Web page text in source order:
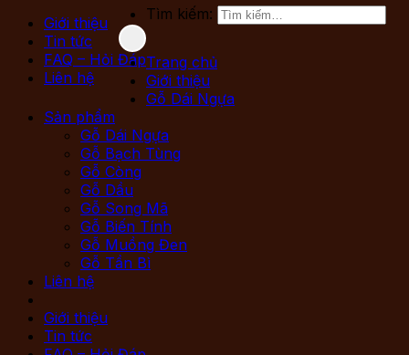
Giới thiệu
Tin tức
FAQ – Hỏi Đáp
Liên hệ
Tìm kiếm:
Trang chủ
Giới thiệu
Gỗ Dái Ngựa
Sản phẩm
Gỗ Dái Ngựa
Gỗ Bạch Tùng
Gỗ Còng
Gỗ Dầu
Gỗ Song Mã
Gỗ Biến Tính
Gỗ Muồng Đen
Gỗ Tần Bì
Liên hệ
Giới thiệu
Tin tức